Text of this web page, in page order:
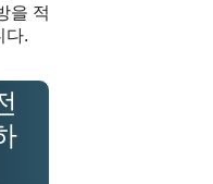
을 적
다.